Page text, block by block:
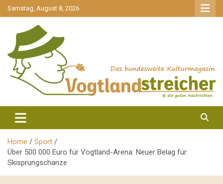
gehe
zum
Samstag, August 8, 2026
Vogtlandstreicher
Home
Sport
Über 500 000 Euro für Vogtland-Arena: Neuer Belag für
Skisprungschanze